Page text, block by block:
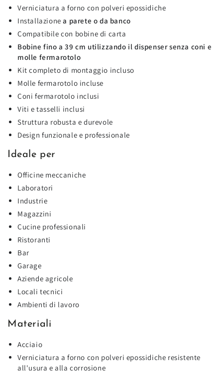
Verniciatura a forno con polveri epossidiche
Installazionea parete o da banco
Compatibile con bobine di carta
Bobine fino a 39 cm utilizzando il dispenser senza coni e
molle fermarotolo
Kit completo di montaggio incluso
Molle fermarotolo incluse
Coni fermarotolo inclusi
Viti e tasselli inclusi
Struttura robusta e durevole
Design funzionale e professionale
Ideale per
Officine meccaniche
Laboratori
Industrie
Magazzini
Cucine professionali
Ristoranti
Bar
Garage
Aziende agricole
Locali tecnici
Ambienti di lavoro
Materiali
Acciaio
Verniciatura a forno con polveri epossidiche resistente
all'usura e alla corrosione